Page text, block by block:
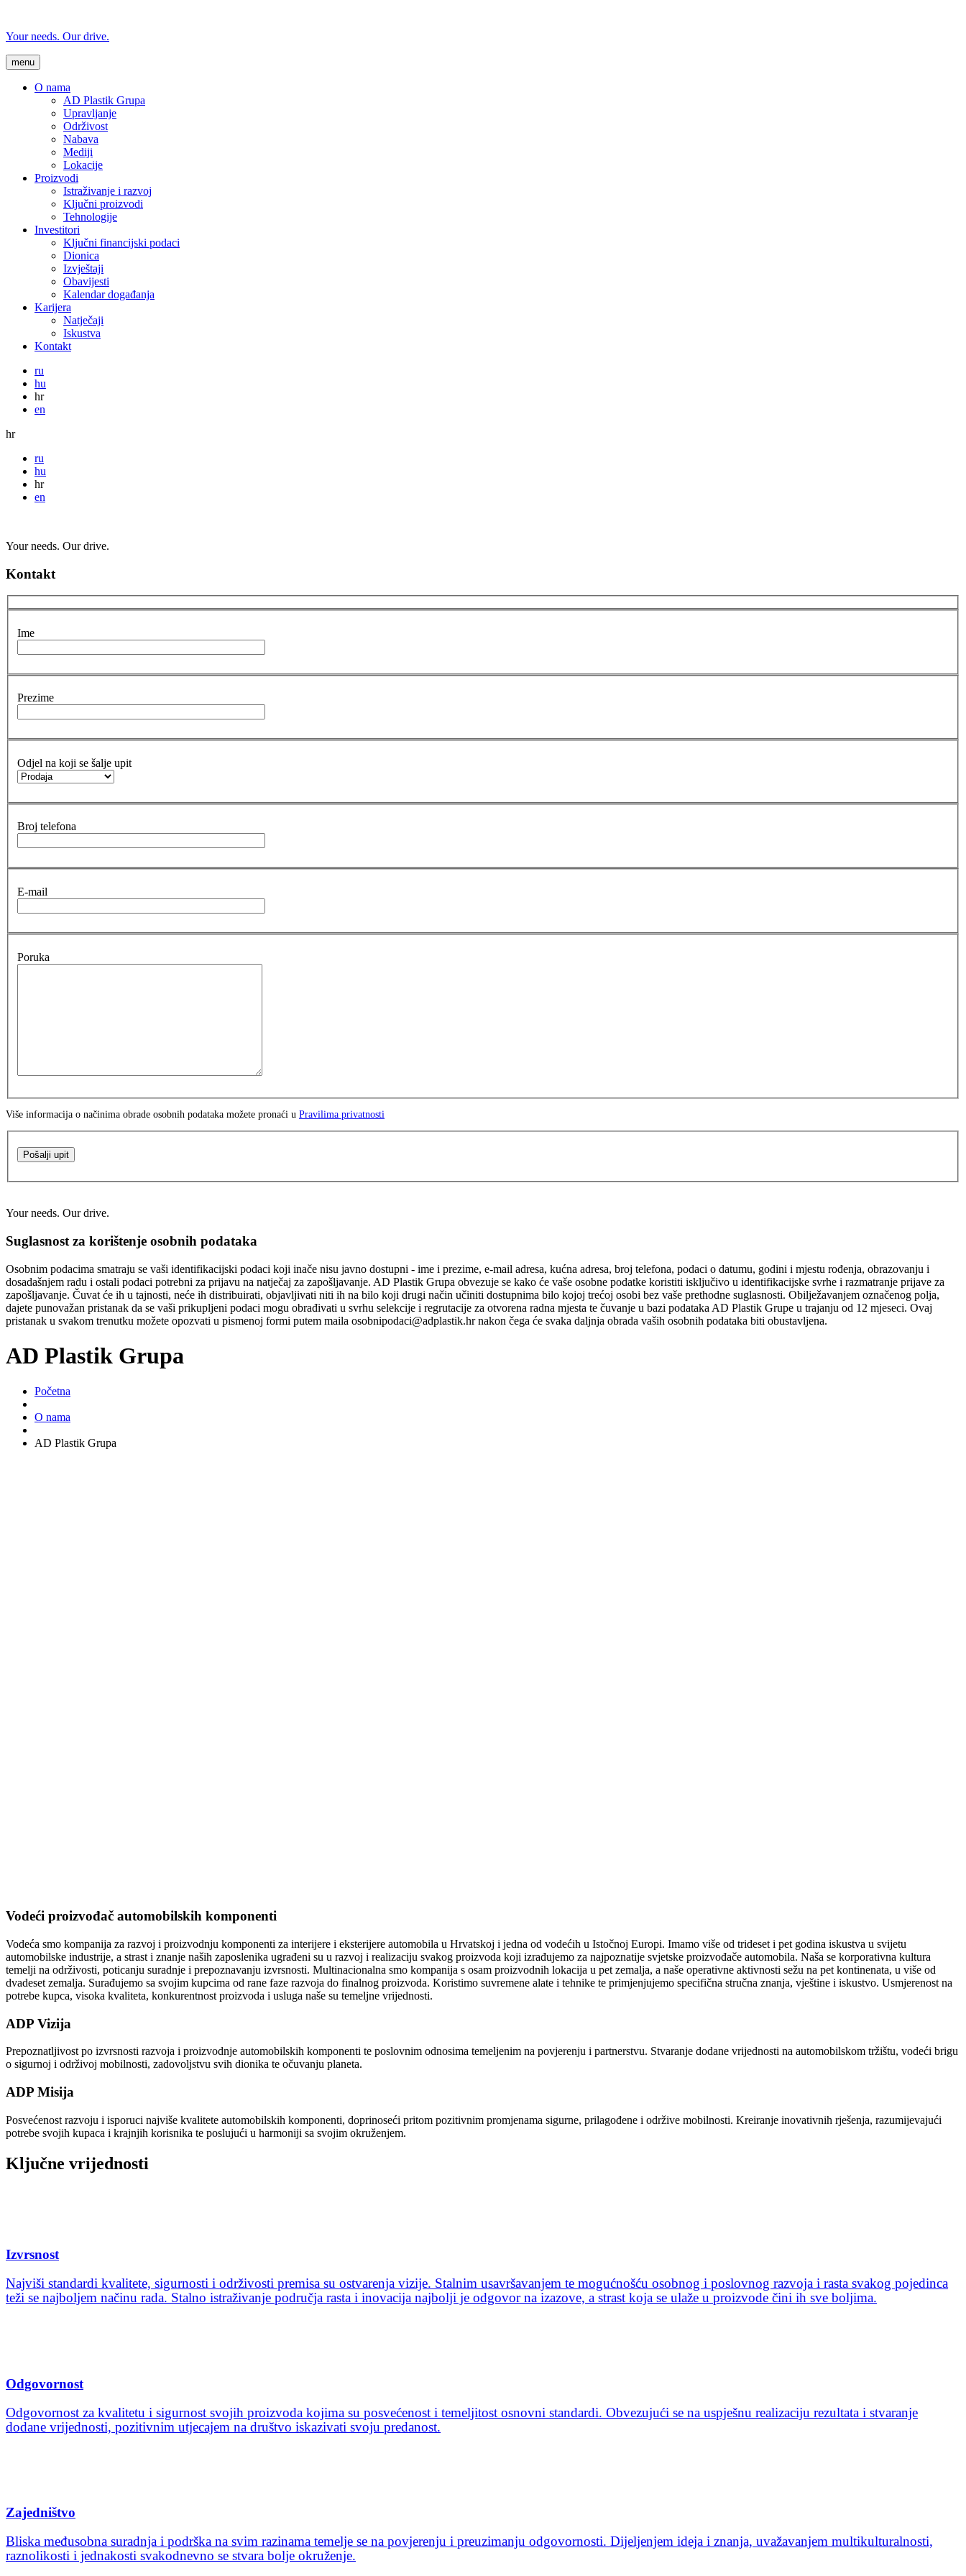
Your needs. Our drive.
menu
O nama
AD Plastik Grupa
Upravljanje
Održivost
Nabava
Mediji
Lokacije
Proizvodi
Istraživanje i razvoj
Ključni proizvodi
Tehnologije
Investitori
Ključni financijski podaci
Dionica
Izvještaji
Obavijesti
Kalendar događanja
Karijera
Natječaji
Iskustva
Kontakt
ru
hu
hr
en
hr
ru
hu
hr
en
Your needs. Our drive.
Kontakt
Ime
Prezime
Odjel na koji se šalje upit
Broj telefona
E-mail
Poruka
Više informacija o načinima obrade osobnih podataka možete pronaći u Pravilima privatnosti
Pošalji upit
Your needs. Our drive.
Suglasnost za korištenje osobnih podataka
Osobnim podacima smatraju se vaši identifikacijski podaci koji inače nisu javno dostupni - ime i prezime, e-mail adresa, kućna adresa, broj telefona, podaci o datumu, godini i mjestu rođenja, obrazovanju i
dosadašnjem radu i ostali podaci potrebni za prijavu na natječaj za zapošljavanje. AD Plastik Grupa obvezuje se kako će vaše osobne podatke koristiti isključivo u identifikacijske svrhe i razmatranje prijave za
zapošljavanje. Čuvat će ih u tajnosti, neće ih distribuirati, objavljivati niti ih na bilo koji drugi način učiniti dostupnima bilo kojoj trećoj osobi bez vaše prethodne suglasnosti. Obilježavanjem označenog polja,
dajete punovažan pristanak da se vaši prikupljeni podaci mogu obrađivati u svrhu selekcije i regrutacije za otvorena radna mjesta te čuvanje u bazi podataka AD Plastik Grupe u trajanju od 12 mjeseci. Ovaj
pristanak u svakom trenutku možete opozvati u pismenoj formi putem maila osobnipodaci@adplastik.hr nakon čega će svaka daljnja obrada vaših osobnih podataka biti obustavljena.
AD Plastik Grupa
Početna
O nama
AD Plastik Grupa
Vodeći proizvođač automobilskih komponenti
Vodeća smo kompanija za razvoj i proizvodnju komponenti za interijere i eksterijere automobila u Hrvatskoj i jedna od vodećih u Istočnoj Europi. Imamo više od trideset i pet godina iskustva u svijetu
automobilske industrije, a strast i znanje naših zaposlenika ugrađeni su u razvoj i realizaciju svakog proizvoda koji izrađujemo za najpoznatije svjetske proizvođače automobila. Naša se korporativna kultura
temelji na održivosti, poticanju suradnje i prepoznavanju izvrsnosti. Multinacionalna smo kompanija s osam proizvodnih lokacija u pet zemalja, a naše operativne aktivnosti sežu na pet kontinenata, u više od
dvadeset zemalja. Surađujemo sa svojim kupcima od rane faze razvoja do finalnog proizvoda. Koristimo suvremene alate i tehnike te primjenjujemo specifična stručna znanja, vještine i iskustvo. Usmjerenost na
potrebe kupca, visoka kvaliteta, konkurentnost proizvoda i usluga naše su temeljne vrijednosti.
ADP Vizija
Prepoznatljivost po izvrsnosti razvoja i proizvodnje automobilskih komponenti te poslovnim odnosima temeljenim na povjerenju i partnerstvu. Stvaranje dodane vrijednosti na automobilskom tržištu, vodeći brigu
o sigurnoj i održivoj mobilnosti, zadovoljstvu svih dionika te očuvanju planeta.
ADP Misija
Posvećenost razvoju i isporuci najviše kvalitete automobilskih komponenti, doprinoseći pritom pozitivnim promjenama sigurne, prilagođene i održive mobilnosti. Kreiranje inovativnih rješenja, razumijevajući
potrebe svojih kupaca i krajnjih korisnika te poslujući u harmoniji sa svojim okruženjem.
Ključne vrijednosti
Izvrsnost
Najviši standardi kvalitete, sigurnosti i održivosti premisa su ostvarenja vizije. Stalnim usavršavanjem te mogućnošću osobnog i poslovnog razvoja i rasta svakog pojedinca
teži se najboljem načinu rada. Stalno istraživanje područja rasta i inovacija najbolji je odgovor na izazove, a strast koja se ulaže u proizvode čini ih sve boljima.
Odgovornost
Odgovornost za kvalitetu i sigurnost svojih proizvoda kojima su posvećenost i temeljitost osnovni standardi. Obvezujući se na uspješnu realizaciju rezultata i stvaranje
dodane vrijednosti, pozitivnim utjecajem na društvo iskazivati svoju predanost.
Zajedništvo
Bliska međusobna suradnja i podrška na svim razinama temelje se na povjerenju i preuzimanju odgovornosti. Dijeljenjem ideja i znanja, uvažavanjem multikulturalnosti,
raznolikosti i jednakosti svakodnevno se stvara bolje okruženje.